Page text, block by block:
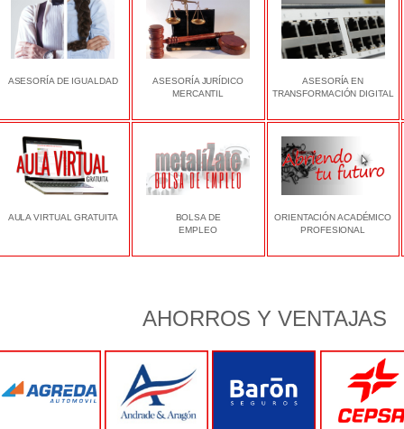
ASESORÍA DE IGUALDAD
ASESORÍA JURÍDICO
MERCANTIL
ASESORÍA EN
TRANSFORMACIÓN DIGITAL
AULA VIRTUAL GRATUITA
BOLSA DE
EMPLEO
ORIENTACIÓN ACADÉMICO
PROFESIONAL
AHORROS Y VENTAJAS